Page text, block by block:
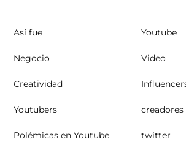
Así fue Youtube
Negocio Video
Creatividad
Youtubers
Polémicas en Youtube twitter